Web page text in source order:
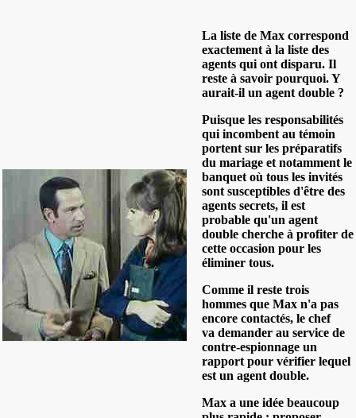
La liste de Max correspond
exactement à la liste des
agents qui ont disparu. Il
reste à savoir pourquoi. Y
aurait-il un agent double ?
Puisque les responsabilités
qui incombent au témoin
portent sur les préparatifs
du mariage et notamment le
banquet où tous les invités
sont susceptibles d'être des
agents secrets, il est
probable qu'un agent
double cherche à profiter de
cette occasion pour les
éliminer tous.
Comme il reste trois
hommes que Max n'a pas
encore contactés, le chef
va demander au service de
contre-espionnage un
rapport pour vérifier lequel
est un agent double.
Max a une idée beaucoup